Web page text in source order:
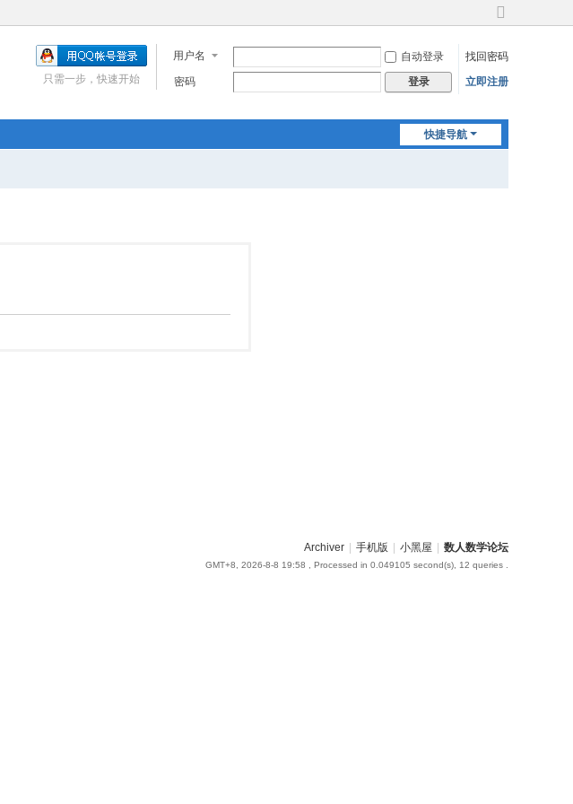
切
到
宽
用户名 自动登录
找回密码
密码
登录 立即注册
只需一步，快速开始
快捷导航
Archiver 手机版 小黑屋 数人数学论坛
GMT+8, 2026-8-8 19:58 , Processed in 0.049105 second(s), 12 queries .